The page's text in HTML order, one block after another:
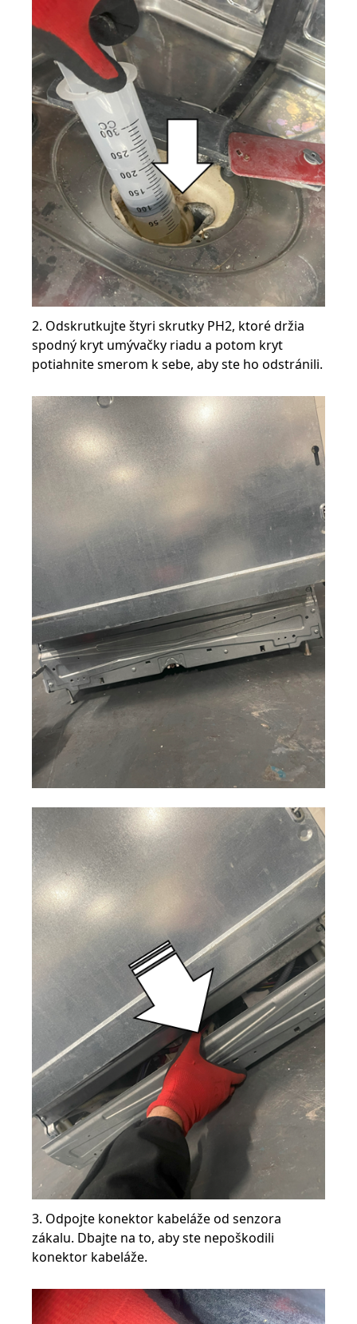
2. Odskrutkujte štyri skrutky PH2, ktoré držia
spodný kryt umývačky riadu a potom kryt
potiahnite smerom k sebe, aby ste ho odstránili.
3. Odpojte konektor kabeláže od senzora
zákalu. Dbajte na to, aby ste nepoškodili
konektor kabeláže.